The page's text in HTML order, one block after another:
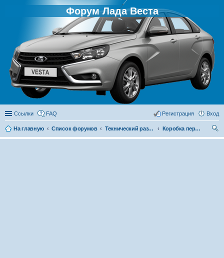
Форум Лада Веста
Ссылки FAQ Вход
Регистрация
На главную Список форумов Технический раздел
Коробка передач
ои